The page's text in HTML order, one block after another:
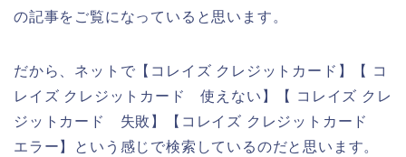
の記事をご覧になっていると思います。
だから、ネットで【コレイズ クレジットカード】【 コ
レイズ クレジットカード 使えない】【 コレイズ クレ
ジットカード 失敗】【コレイズ クレジットカード
エラー】という感じで検索しているのだと思います。